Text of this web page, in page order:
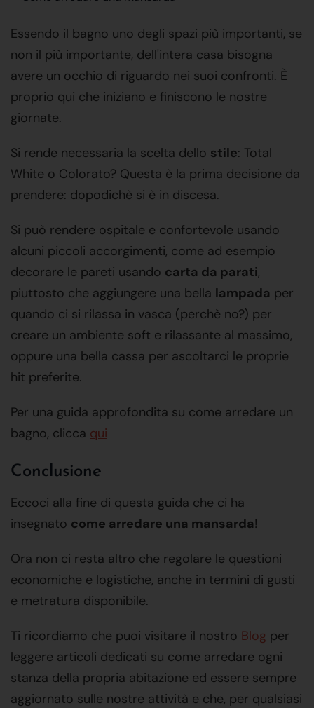
Essendo il bagno uno degli spazi più importanti, se
non il più importante, dell'intera casa bisogna
avere un occhio di riguardo nei suoi confronti. È
proprio qui che iniziano e finiscono le nostre
giornate.
Si rende necessaria la scelta dello stile: Total
White o Colorato? Questa è la prima decisione da
prendere: dopodichè si è in discesa.
Si può rendere ospitale e confortevole usando
alcuni piccoli accorgimenti, come ad esempio
decorare le pareti usando carta da parati,
piuttosto che aggiungere una bella lampada per
quando ci si rilassa in vasca (perchè no?) per
creare un ambiente soft e rilassante al massimo,
oppure una bella cassa per ascoltarci le proprie
hit preferite.
Per una guida approfondita su come arredare un
bagno, clicca qui
Conclusione
Eccoci alla fine di questa guida che ci ha
insegnato come arredare una mansarda!
Ora non ci resta altro che regolare le questioni
economiche e logistiche, anche in termini di gusti
e metratura disponibile.
Ti ricordiamo che puoi visitare il nostro Blog per
leggere articoli dedicati su come arredare ogni
stanza della propria abitazione ed essere sempre
aggiornato sulle nostre attività e che, per qualsiasi